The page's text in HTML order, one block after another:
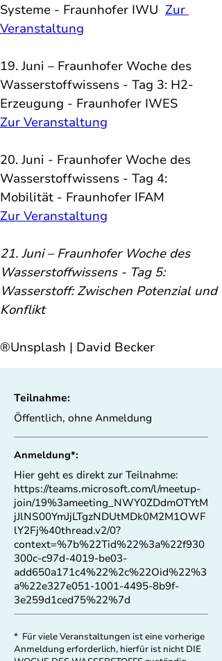
Systeme - Fraunhofer IWU Zur
Veranstaltung
19. Juni – Fraunhofer Woche des
Wasserstoffwissens - Tag 3: H2-
Erzeugung - Fraunhofer IWES
Zur Veranstaltung
20. Juni - Fraunhofer Woche des
Wasserstoffwissens - Tag 4:
Mobilität - Fraunhofer IFAM
Zur Veranstaltung
21. Juni – Fraunhofer Woche des
Wasserstoffwissens - Tag 5:
Wasserstoff: Zwischen Potenzial und
Konflikt
®Unsplash | David Becker
Teilnahme:
Öffentlich, ohne Anmeldung
Anmeldung*:
Hier geht es direkt zur Teilnahme:
https://teams.microsoft.com/l/meetup-
join/19%3ameeting_NWY0ZDdmOTYtM
jJlNS00YmJjLTgzNDUtMDk0M2M1OWF
lY2Fj%40thread.v2/0?
context=%7b%22Tid%22%3a%22f930
300c-c97d-4019-be03-
add650a171c4%22%2c%22Oid%22%3
a%22e327e051-1001-4495-8b9f-
3e259d1ced75%22%7d
* Für viele Veranstaltungen ist eine vorherige
Anmeldung erforderlich, hierfür ist nicht DIE